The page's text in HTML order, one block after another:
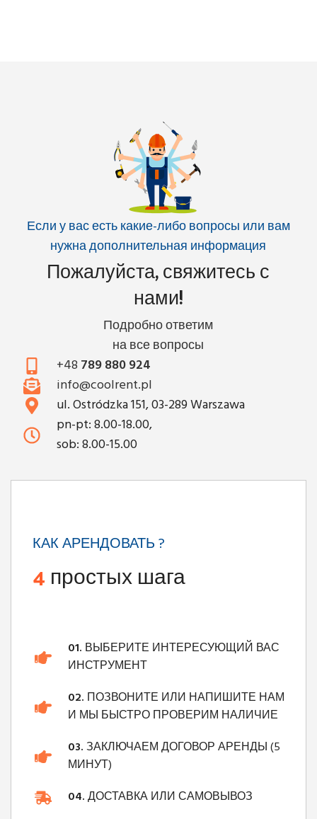
Если у вас есть какие-либо вопросы или вам
нужна дополнительная информация
Пожалуйста, свяжитесь с
нами!
Подробно ответим
на все вопросы
+48 789 880 924
info@coolrent.pl
ul. Ostródzka 151, 03-289 Warszawa
pn-pt: 8.00-18.00,
sob: 8.00-15.00
КАК АРЕНДОВАТЬ ?
4простых шага
01. ВЫБЕРИТЕ ИНТЕРЕСУЮЩИЙ ВАС
ИНСТРУМЕНТ
02. ПОЗВОНИТЕ ИЛИ НАПИШИТЕ НАМ
И МЫ БЫСТРО ПРОВЕРИМ НАЛИЧИЕ
03.ЗАКЛЮЧАЕМ ДОГОВОР АРЕНДЫ (5
МИНУТ)
04.ДОСТАВКА ИЛИ САМОВЫВОЗ